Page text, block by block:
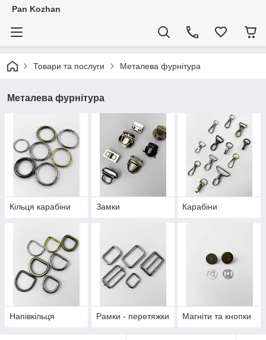
Pan Kozhan
Товари та послуги Металева фурнітура
Металева фурнітура
Кільця карабіни Замки Карабіни
Напівкільця Рамки - перетяжки Магніти та кнопки